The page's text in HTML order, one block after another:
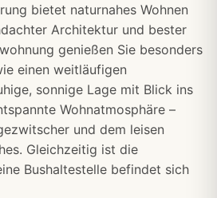
bietet naturnahes Wohnen
Architektur und bester
genießen Sie besonders
einen weitläufigen
sonnige Lage mit Blick ins
Wohnatmosphäre –
und dem leisen
Gleichzeitig ist die
Bushaltestelle befindet sich